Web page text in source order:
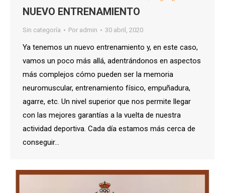
NUEVO ENTRENAMIENTO
Sin categoría Por admin 30 abril, 2020
Ya tenemos un nuevo entrenamiento y, en este caso,
vamos un poco más allá, adentrándonos en aspectos
más complejos cómo pueden ser la memoria
neuromuscular, entrenamiento físico, empuñadura,
agarre, etc. Un nivel superior que nos permite llegar
con las mejores garantías a la vuelta de nuestra
actividad deportiva. Cada día estamos más cerca de
conseguir…